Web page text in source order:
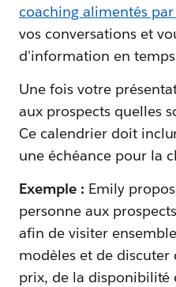
coaching alimentés
vos conversations et
d'information en
Une fois votre
aux prospects quelles
Ce calendrier doit
une échéance pour la
Exemple : Emily
personne aux
afin de visiter
modèles et de discuter
prix, de la disponibilité